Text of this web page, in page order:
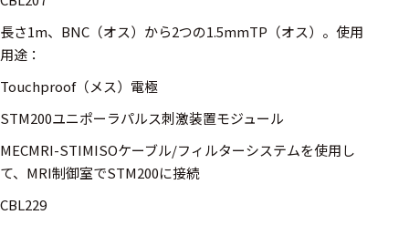
長さ1m、BNC（オス）から2つの1.5mmTP（オス）。使用
用途：
Touchproof（メス）電極
STM200ユニポーラパルス刺激装置モジュール
MECMRI-STIMISOケーブル/フィルターシステムを使用し
て、MRI制御室でSTM200に接続
CBL229